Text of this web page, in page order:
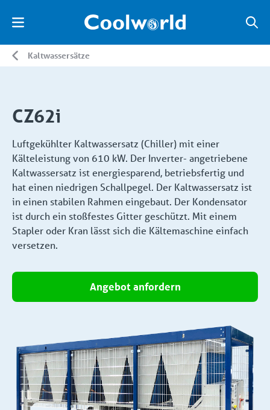
Kaltwassersätze
CZ62i
Luftgekühlter Kaltwassersatz (Chiller) mit einer
Kälteleistung von 610 kW. Der Inverter- angetriebene
Kaltwassersatz ist energiesparend, betriebsfertig und
hat einen niedrigen Schallpegel. Der Kaltwassersatz ist
in einen stabilen Rahmen eingebaut. Der Kondensator
ist durch ein stoßfestes Gitter geschützt. Mit einem
Stapler oder Kran lässt sich die Kältemaschine einfach
versetzen.
Angebot anfordern